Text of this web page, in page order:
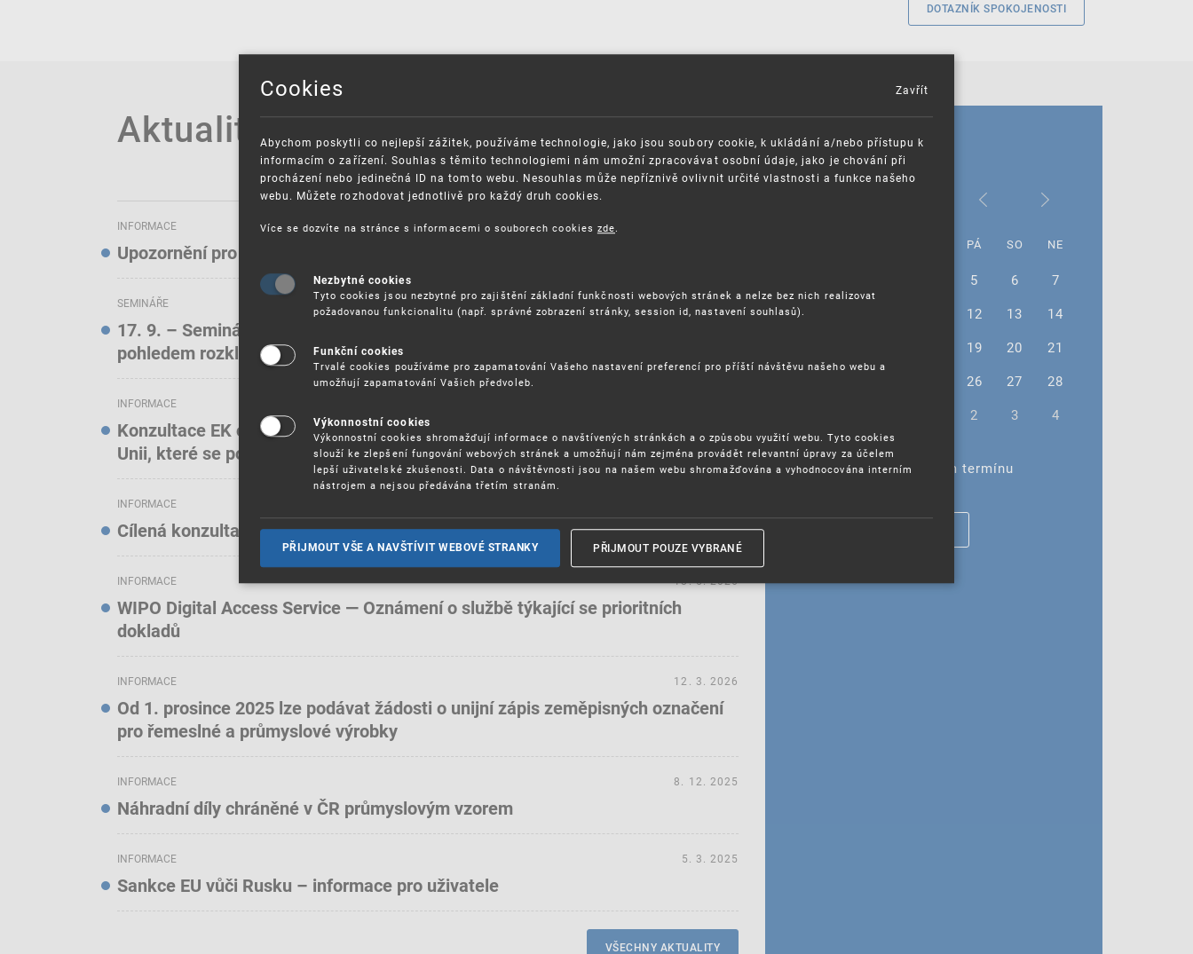
DOTAZNÍK SPOKOJENOSTI
Aktuality
INFORMACE
Upozornění pro uživatele elektronických služeb - 5.8.2026
SEMINÁŘE
17. 9. – Seminář: Známkové právo trochu jinak (aneb když se značky hádají
pohledem rozkladových oddělení)
17. 9. 2026
INFORMACE
Konzultace EK o online službách a fyzických tržištích nacházejících se mimo
Unii, které se podílejí na podstatném porušování IPR
INFORMACE
Cílená konzultace EK o stavu ochrany a vymáhání IPR ve třetích zemích
INFORMACE
WIPO Digital Access Service — Oznámení o službě týkající se prioritních
dokladů
18. 5. 2026
INFORMACE
Od 1. prosince 2025 lze podávat žádosti o unijní zápis zeměpisných označení
pro řemeslné a průmyslové výrobky
12. 3. 2026
INFORMACE
Náhradní díly chráněné v ČR průmyslovým vzorem
8. 12. 2025
INFORMACE
Sankce EU vůči Rusku – informace pro uživatele
5. 3. 2025
VŠECHNY AKTUALITY
KALENDÁŘ
PÁ SO NE
5 6
7
12 13
14
19 20
21
26 27
28
2 3 4
Žádné akce ve vybraném termínu
Cookies
Abychom poskytli co nejlepší zážitek, používáme technologie, jako jsou soubory cookie, k ukládání a/nebo přístupu k
informacím o zařízení. Souhlas s těmito technologiemi nám umožní zpracovávat osobní údaje, jako je chování při
procházení nebo jedinečná ID na tomto webu. Nesouhlas může nepříznivě ovlivnit určité vlastnosti a funkce našeho
webu. Můžete rozhodovat jednotlivě pro každý druh cookies.
Více se dozvíte na stránce s informacemi o souborech cookies zde.
Nezbytné cookies
Tyto cookies jsou nezbytné pro zajištění základní funkčnosti webových stránek a nelze bez nich realizovat
požadovanou funkcionalitu (např. správné zobrazení stránky, session id, nastavení souhlasů).
Funkční cookies
Trvalé cookies používáme pro zapamatování Vašeho nastavení preferencí pro příští návštěvu našeho webu a
umožňují zapamatování Vašich předvoleb.
Výkonnostní cookies
Výkonnostní cookies shromažďují informace o navštívených stránkách a o způsobu využití webu. Tyto cookies
slouží ke zlepšení fungování webových stránek a umožňují nám zejména provádět relevantní úpravy za účelem
lepší uživatelské zkušenosti. Data o návštěvnosti jsou na našem webu shromažďována a vyhodnocována interním
nástrojem a nejsou předávána třetím stranám.
PŘIJMOUT VŠE A NAVŠTÍVIT WEBOVÉ STRANKY PŘIJMOUT POUZE VYBRANÉ
Zavřít